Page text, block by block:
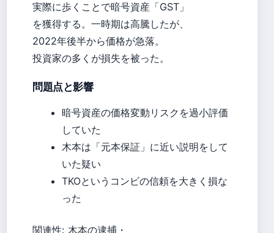
実際に歩くことで暗号資産「GST」
を獲得する。一時期は高騰したが、
2022年後半から価格が急落。
投資家の多くが損失を被った。
問題点と影響
暗号資産の価格変動リスクを過小評価
していた
木本は「元本保証」に近い説明をして
いた疑い
TKOというコンビの信頼を大きく損な
った
関連性: 木本の逮捕・